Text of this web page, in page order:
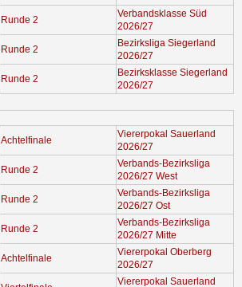
Runde 2
Verbandsklasse Süd
2026/27
Runde 2
Bezirksliga Siegerland
2026/27
Runde 2
Bezirksklasse Siegerland
2026/27
Achtelfinale
Viererpokal Sauerland
2026/27
Runde 2
Verbands-Bezirksliga
2026/27 West
Runde 2
Verbands-Bezirksliga
2026/27 Ost
Runde 2
Verbands-Bezirksliga
2026/27 Mitte
Achtelfinale
Viererpokal Oberberg
2026/27
Viererpokal Sauerland